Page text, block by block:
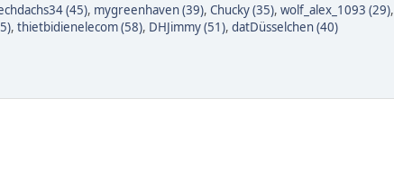
(45), mygreenhaven (39), Chucky (35), wolf_alex_1093 (29),
, thietbidienelecom (58), DHJimmy (51), datDüsselchen (40)